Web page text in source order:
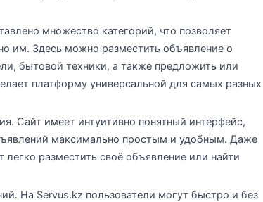
множество категорий, что позволяет
им. Здесь можно разместить объявление о
бытовой техники, а также предложить или
платформу универсальной для самых разных
Сайт имеет интуитивно понятный интерфейс,
максимально простым и удобным. Даже
разместить своё объявление или найти
На Servus.kz пользователи могут быстро и без